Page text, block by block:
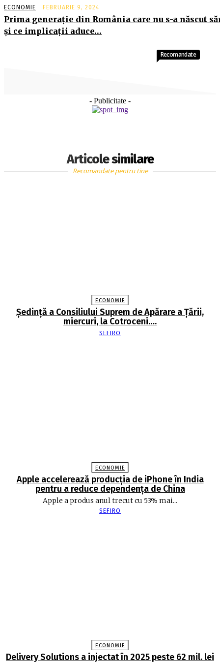
ECONOMIE FEBRUARIE 9, 2024
Prima generaţie din România care nu s-a născut
şi ce implicaţii aduce…
- Publicitate -
Articole similare
Recomandate
Recomandate pentru tine
ECONOMIE
Şedinţă a Consiliului Suprem de Apărare a Ţării,
miercuri, la Cotroceni….
SEFIRO
ECONOMIE
Apple accelerează producția de iPhone în India
pentru a reduce dependența de China
Apple a produs anul trecut cu 53% mai...
SEFIRO
ECONOMIE
Delivery Solutions a injectat în 2025 peste 62 mil. lei